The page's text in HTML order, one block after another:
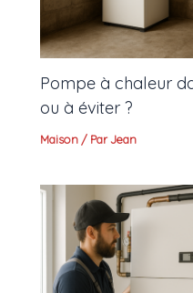
Pompe à chaleur
ou à éviter ?
Maison / ParJean